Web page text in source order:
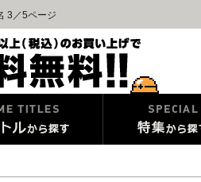
3／5ページ